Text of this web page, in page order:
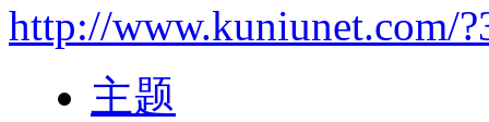
http://www.kuniunet.com/
主题